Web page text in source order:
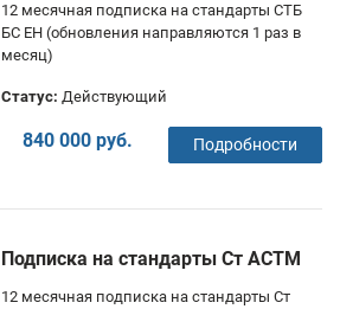
12 месячная подписка на стандарты СТБ
БС ЕН (обновления направляются 1 раз в
месяц)
Статус: Действующий
840 000 руб. Подробности
Подписка на стандарты Ст АСТМ
12 месячная подписка на стандарты Ст